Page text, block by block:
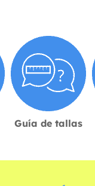
Guía de tallas